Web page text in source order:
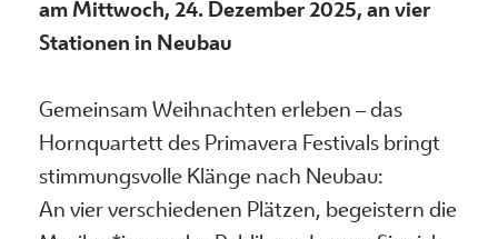
am Mittwoch, 24. Dezember 2025, an vier
Stationen in Neubau
Gemeinsam Weihnachten erleben – das
Hornquartett des Primavera Festivals bringt
stimmungsvolle Klänge nach Neubau:
An vier verschiedenen Plätzen, begeistern die